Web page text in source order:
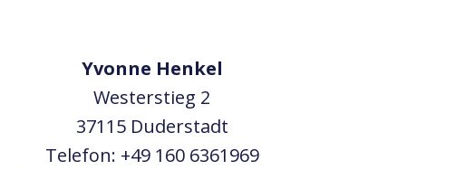
Yvonne Henkel
Westerstieg 2
37115 Duderstadt
Telefon: +49 160 6361969